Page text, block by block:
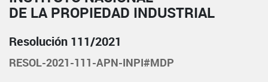
DE LA PROPIEDAD INDUSTRIAL
Resolución 111/2021
RESOL-2021-111-APN-INPI#MDP